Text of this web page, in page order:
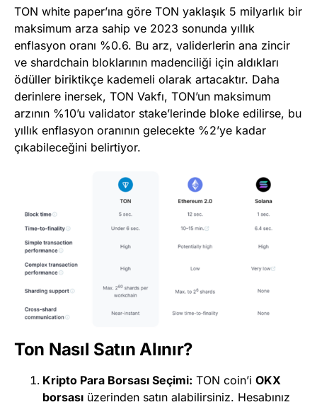
TON white paper’ına göre TON yaklaşık 5 milyarlık bir
maksimum arza sahip ve 2023 sonunda yıllık
enflasyon oranı %0.6. Bu arz, validerlerin ana zincir
ve shardchain bloklarının madenciliği için aldıkları
ödüller biriktikçe kademeli olarak artacaktır. Daha
derinlere inersek, TON Vakfı, TON’un maksimum
arzının %10’u validator stake’lerinde bloke edilirse, bu
yıllık enflasyon oranının gelecekte %2’ye kadar
çıkabileceğini belirtiyor.
Ton Nasıl Satın Alınır?
Kripto Para Borsası Seçimi: TON coin’i OKX
borsası üzerinden satın alabilirsiniz. Hesabınız